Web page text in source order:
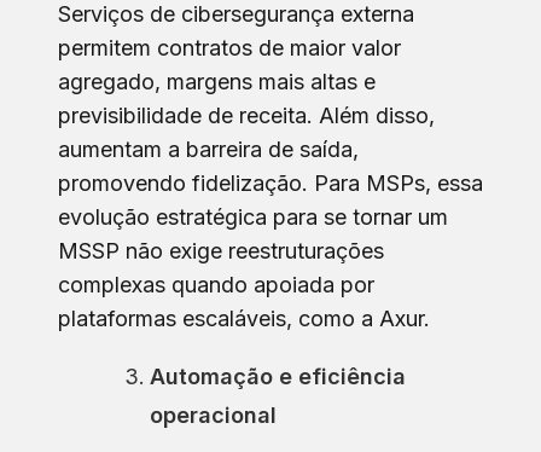
Serviços de cibersegurança externa
permitem contratos de maior valor
agregado, margens mais altas e
previsibilidade de receita. Além disso,
aumentam a barreira de saída,
promovendo fidelização. Para MSPs, essa
evolução estratégica para se tornar um
MSSP não exige reestruturações
complexas quando apoiada por
plataformas escaláveis, como a Axur.
Automação e eficiência
operacional